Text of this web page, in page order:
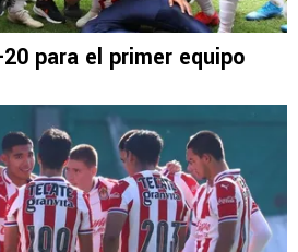
para el primer equipo